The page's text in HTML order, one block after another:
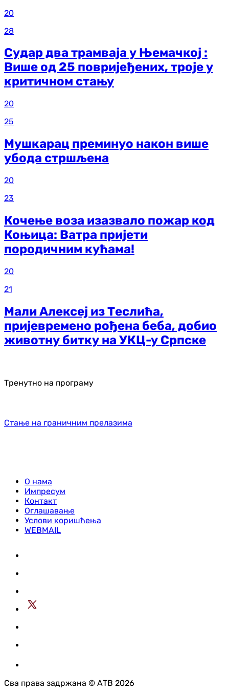
20
28
Судар два трамваја у Њемачкој :
Више од 25 повријеђених, троје у
критичном стању
20
25
Мушкарац преминуо након више
убода стршљена
20
23
Кочење воза изазвало пожар код
Коњица: Ватра пријети
породичним кућама!
20
21
Мали Алексеј из Теслића,
пријевремено рођена беба, добио
животну битку на УКЦ-у Српске
Тренутно на програму
Стање на граничним прелазима
О нама
Импресум
Контакт
Оглашавање
Услови коришћења
WEBMAIL
Сва права задржана © АТВ 2026